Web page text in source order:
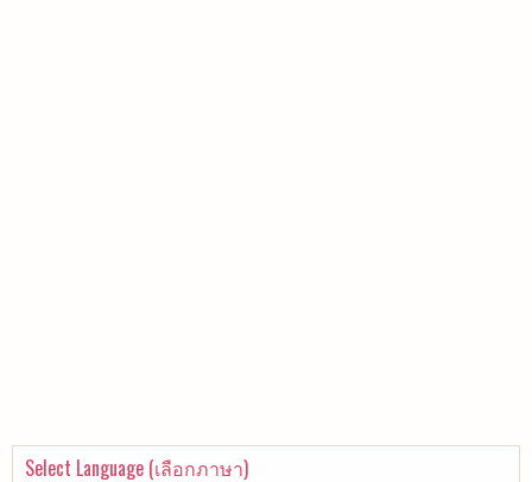
Select Language (เลือกภาษา)